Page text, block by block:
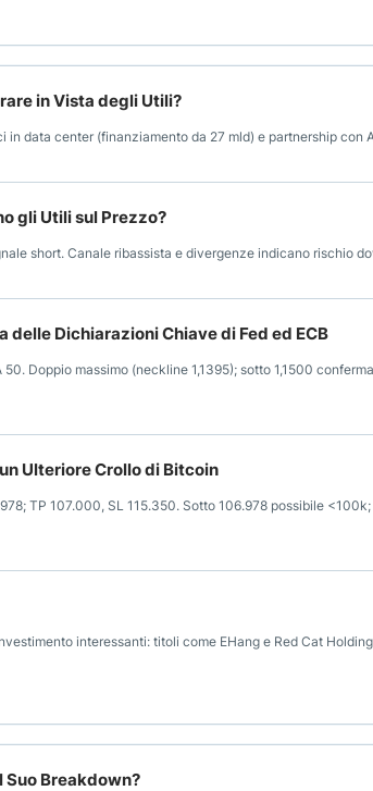
in Vista degli Utili?
data center (finanziamento da 27 mld) e partnership con
gli Utili sul Prezzo?
short. Canale ribassista e divergenze indicano rischio
delle Dichiarazioni Chiave di Fed ed ECB
Doppio massimo (neckline 1,1395); sotto 1,1500
Ulteriore Crollo di Bitcoin
TP 107.000, SL 115.350. Sotto 106.978 possibile
interessanti: titoli come EHang e Red Cat
Suo Breakdown?